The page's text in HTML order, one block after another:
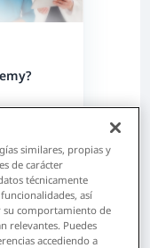
más
similares, propias y
de carácter
técnicamente
así
su comportamiento de
relevantes. Puedes
accediendo a